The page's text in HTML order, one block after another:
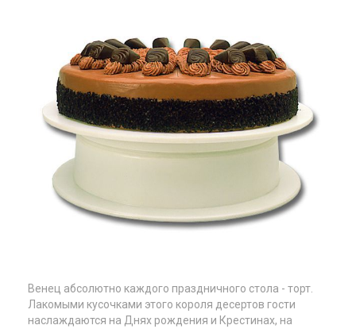
Венец абсолютно каждого праздничного стола - торт.
Лакомыми кусочками этого короля десертов гости
наслаждаются на Днях рождения и Крестинах, на